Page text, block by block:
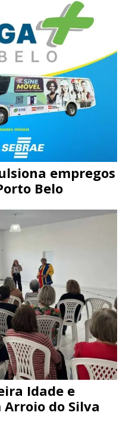
empregos
Belo
Idade e
Arroio do Silva